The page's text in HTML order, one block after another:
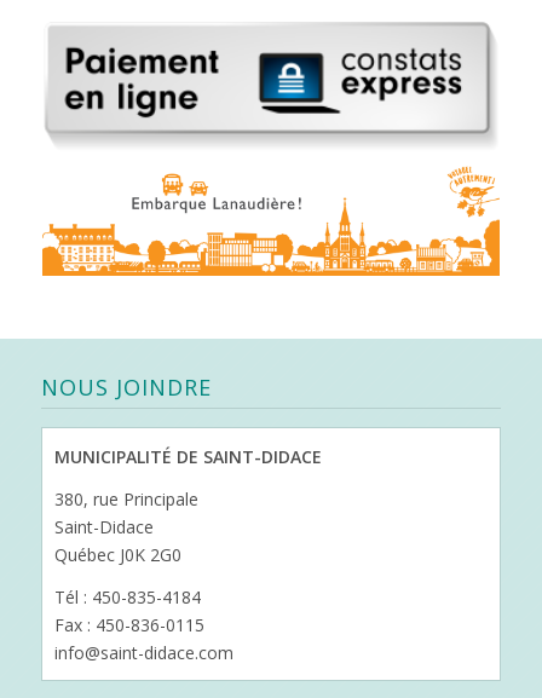
NOUS JOINDRE
MUNICIPALITÉ DE SAINT-DIDACE
380, rue Principale
Saint-Didace
Québec J0K 2G0
Tél : 450-835-4184
Fax : 450-836-0115
info@saint-didace.com